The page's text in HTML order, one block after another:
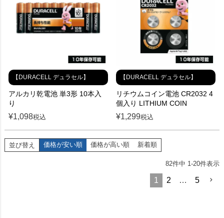
【DURACELL デュラセル】
アルカリ乾電池 単3形 10本入
り
¥1,098税込
【DURACELL デュラセル】
リチウムコイン電池 CR2032 4
個入り LITHIUM COIN
¥1,299税込
並び替え 価格が安い順 価格が高い順 新着順
82件中 1-20件表示
1 2 … 5